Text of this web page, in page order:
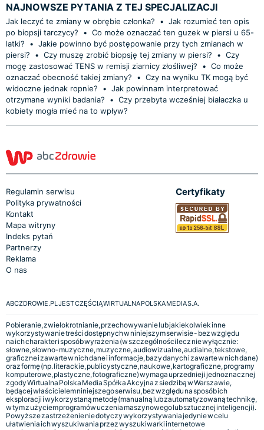
NAJNOWSZE PYTANIA Z TEJ SPECJALIZACJI
Jak leczyć te zmiany w obrębie członka? • Jak rozumieć ten opis
po biopsji tarczycy?
• Co może oznaczać ten guzek w piersi u 65-
latki?
• Jakie powinno być postępowanie przy tych zmianach w
piersi?
• Czy muszę zrobić biopsję tej zmiany w piersi? • Czy
mogę zastosować TENS w remisji ziarnicy złośliwej?
• Co może
oznaczać obecność takiej zmiany?
• Czy na wyniku TK mogą być
widoczne jednak ropnie?
• Jak powinnam interpretować
otrzymane wyniki badania?
• Czy przebyta wcześniej białaczka u
kobiety mogła mieć na to wpływ?
Regulamin serwisu
Polityka prywatności
Kontakt
Mapa witryny
Indeks pytań
Partnerzy
Reklama
O nas
Certyfikaty
ABCZDROWIE.PL JEST CZĘŚCIĄ WIRTUALNA POLSKA MEDIA S.A.
Pobieranie, zwielokrotnianie, przechowywanie lub jakiekolwiek inne
wykorzystywanie treści dostępnych w niniejszym serwisie - bez względu
na ich charakter i sposób wyrażenia (w szczególności lecz nie wyłącznie:
słowne, słowno-muzyczne, muzyczne, audiowizualne, audialne, tekstowe,
graficzne i zawarte w nich dane i informacje, bazy danych i zawarte w nich dane)
oraz formę (np. literackie, publicystyczne, naukowe, kartograficzne, programy
komputerowe, plastyczne, fotograficzne) wymaga uprzedniej i jednoznacznej
zgody Wirtualna Polska Media Spółka Akcyjna z siedzibą w Warszawie,
będącej właścicielem niniejszego serwisu, bez względu na sposób ich
eksploracji i wykorzystaną metodę (manualną lub zautomatyzowaną technikę,
w tym z użyciem programów uczenia maszynowego lub sztucznej inteligencji).
Powyższe zastrzeżenie nie dotyczy wykorzystywania jedynie w celu
ułatwienia ich wyszukiwania przez wyszukiwarki internetowe